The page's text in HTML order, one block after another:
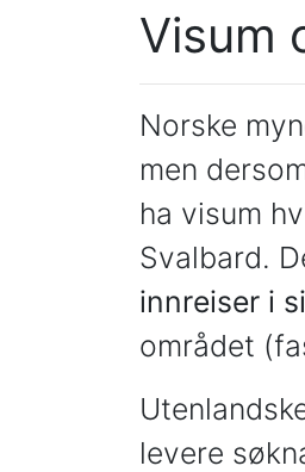
Visum
Norske
men
ha visum
Svalbard.
innreiser i
området
levere